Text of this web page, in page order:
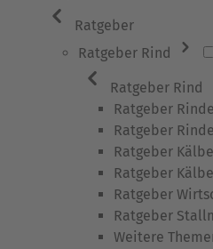
Ratgeber
Ratgeber Rind
Ratgeber Rind
Ratgeber
Ratgeber
Ratgeber
Ratgeber
Ratgeber
Ratgeber
Weitere